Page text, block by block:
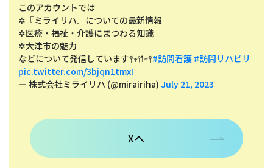
このアカウントでは
✲『ミライリハ』についての最新情報
✲医療・福祉・介護にまつわる知識
✲大津市の魅力
などについて発信しています𖤣𖥧𖥣𖡡𖥧𖤣#訪問看護 #訪問リハビリ
pic.twitter.com/3bjqn1tmxI
— 株式会社ミライリハ (@mirairiha) July 21, 2023
Xへ